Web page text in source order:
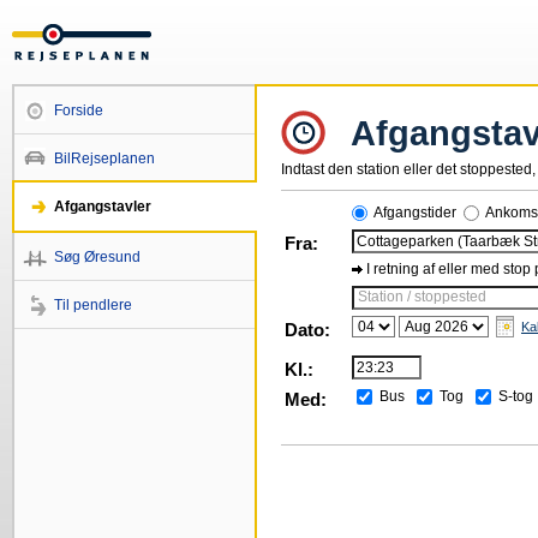
Forside
BilRejseplanen
Afgangstavler
Søg Øresund
Til pendlere
Indtast den station eller det
Afgangstider
Fra:
I retning af eller med stop
Station / stoppested
Dato:
Kl.:
Med:
Bus Tog S-tog